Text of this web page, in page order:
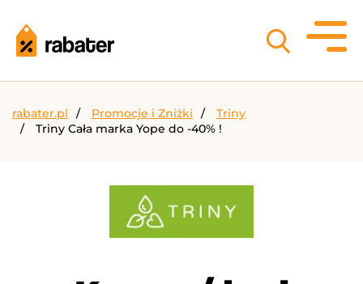
rabater.pl Promocje i Zniżki
Triny
Triny Cała marka Yope do -40% !